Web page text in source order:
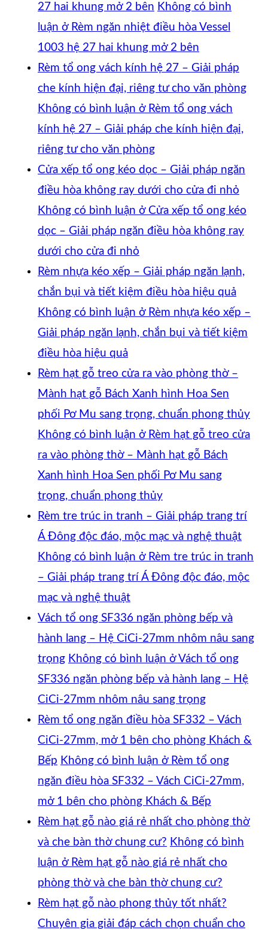
27 hai khung mở 2 bên Không có bình
luận ở Rèm ngăn nhiệt điều hòa Vessel
1003 hệ 27 hai khung mở 2 bên
Rèm tổ ong vách kính hệ 27 – Giải pháp
che kính hiện đại, riêng tư cho văn phòng
Không có bình luận ở Rèm tổ ong vách
kính hệ 27 – Giải pháp che kính hiện đại,
riêng tư cho văn phòng
Cửa xếp tổ ong kéo dọc – Giải pháp ngăn
điều hòa không ray dưới cho cửa đi nhỏ
Không có bình luận ở Cửa xếp tổ ong kéo
dọc – Giải pháp ngăn điều hòa không ray
dưới cho cửa đi nhỏ
Rèm nhựa kéo xếp – Giải pháp ngăn lạnh,
chắn bụi và tiết kiệm điều hòa hiệu quả
Không có bình luận ở Rèm nhựa kéo xếp –
Giải pháp ngăn lạnh, chắn bụi và tiết kiệm
điều hòa hiệu quả
Rèm hạt gỗ treo cửa ra vào phòng thờ –
Mành hạt gỗ Bách Xanh hình Hoa Sen
phối Pơ Mu sang trọng, chuẩn phong thủy
Không có bình luận ở Rèm hạt gỗ treo cửa
ra vào phòng thờ – Mành hạt gỗ Bách
Xanh hình Hoa Sen phối Pơ Mu sang
trọng, chuẩn phong thủy
Rèm tre trúc in tranh – Giải pháp trang trí
Á Đông độc đáo, mộc mạc và nghệ thuật
Không có bình luận ở Rèm tre trúc in tranh
– Giải pháp trang trí Á Đông độc đáo, mộc
mạc và nghệ thuật
Vách tổ ong SF336 ngăn phòng bếp và
hành lang – Hệ CiCi-27mm nhôm nâu sang
trọng Không có bình luận ở Vách tổ ong
SF336 ngăn phòng bếp và hành lang – Hệ
CiCi-27mm nhôm nâu sang trọng
Rèm tổ ong ngăn điều hòa SF332 – Vách
CiCi-27mm, mở 1 bên cho phòng Khách &
Bếp Không có bình luận ở Rèm tổ ong
ngăn điều hòa SF332 – Vách CiCi-27mm,
mở 1 bên cho phòng Khách & Bếp
Rèm hạt gỗ nào giá rẻ nhất cho phòng thờ
và che bàn thờ chung cư? Không có bình
luận ở Rèm hạt gỗ nào giá rẻ nhất cho
phòng thờ và che bàn thờ chung cư?
Rèm hạt gỗ nào phong thủy tốt nhất?
Chuyên gia giải đáp cách chọn chuẩn cho